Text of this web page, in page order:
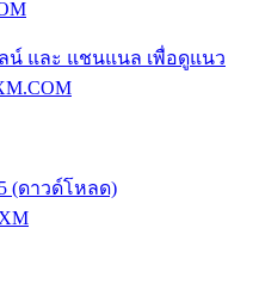
น์ และ แชนแนล เพื่อดูแนว
(ดาวด์โหลด)